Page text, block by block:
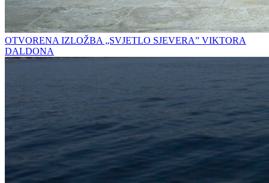
OTVORENA IZLOŽBA „SVJETLO SJEVERA” VIKTORA
DALDONA